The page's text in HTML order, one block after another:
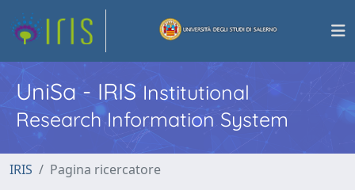
UniSa - IRISInstitutional
Research Information System
IRIS Pagina ricercatore